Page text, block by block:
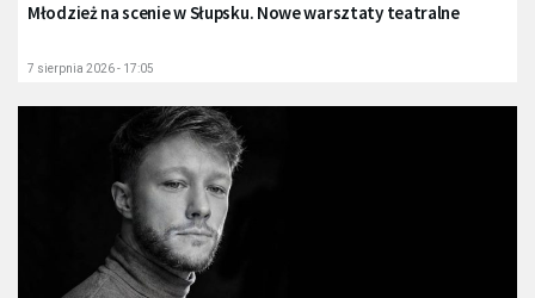
Młodzież na scenie w Słupsku. Nowe warsztaty teatralne
7 sierpnia 2026 - 17:05